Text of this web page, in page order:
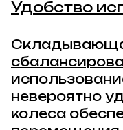
Удобство
невероятно
колеса